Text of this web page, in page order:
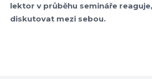
lektor v průběhu semináře
diskutovat mezi sebou.